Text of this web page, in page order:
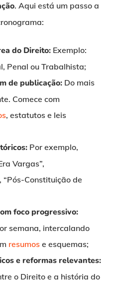
. Aqui está um passo a
do Direito:Exemplo:
Penal ou Trabalhista;
de publicação:Do mais
Comece com
, estatutos e leis
Por exemplo,
Vargas”,
“Pós-Constituição de
foco progressivo:
semana, intercalando
resumose esquemas;
e reformas relevantes:
o Direito e a história do